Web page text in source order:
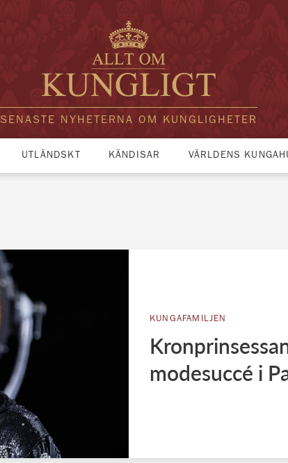
SENASTE NYHETERNA OM KUNGLIGHETER
UTLÄNDSKT KÄNDISAR VÄRLDENS
KUNGAFAMILJEN
modesuccé i